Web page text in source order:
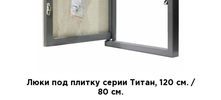
Люки под плитку серии Титан, 120 см. /
80 см.